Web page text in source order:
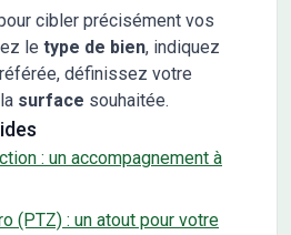
cibler précisément vos
le type de bien, indiquez
définissez votre
surface souhaitée.
: un accompagnement à
(PTZ) : un atout pour votre